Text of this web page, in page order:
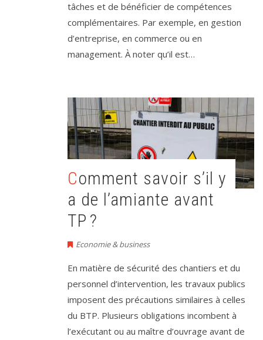
tâches et de bénéficier de compétences
complémentaires. Par exemple, en gestion
d’entreprise, en commerce ou en
management. À noter qu’il est…
Comment savoir s’il y
a de l’amiante avant
TP ?
Economie & business
En matière de sécurité des chantiers et du
personnel d’intervention, les travaux publics
imposent des précautions similaires à celles
du BTP. Plusieurs obligations incombent à
l’exécutant ou au maître d’ouvrage avant de